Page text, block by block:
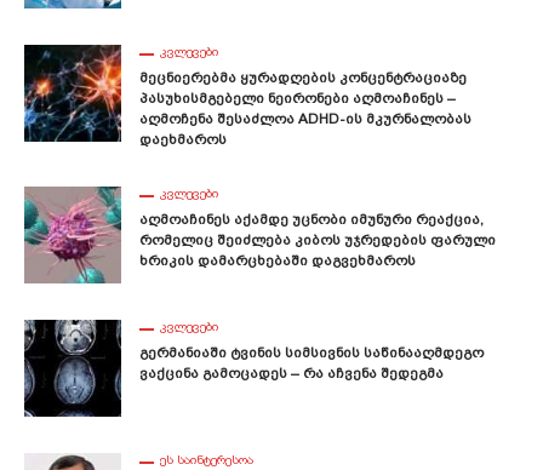
ᲙᲕᲚᲔᲕᲔᲑᲘ
Მეცნიერებმა Ყურადღების Კონცენტრაციაზე
Პასუხისმგებელი Ნეირონები Აღმოაჩინეს –
Აღმოჩენა Შესაძლოა ADHD-Ის Მკურნალობას
Დაეხმაროს
ᲙᲕᲚᲔᲕᲔᲑᲘ
Აღმოაჩინეს Აქამდე Უცნობი Იმუნური Რეაქცია,
Რომელიც Შეიძლება Კიბოს Უჯრედების Ფარული
Ხრიკის Დამარცხებაში Დაგვეხმაროს
ᲙᲕᲚᲔᲕᲔᲑᲘ
Გერმანიაში Ტვინის Სიმსივნის Საწინააღმდეგო
Ვაქცინა Გამოცადეს – Რა Აჩვენა Შედეგმა
ᲔᲡ ᲡᲐᲘᲜᲢᲔᲠᲔᲡᲝᲐ